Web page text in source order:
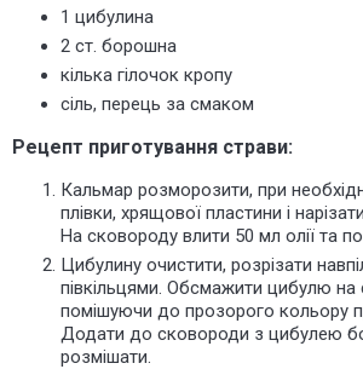
1 цибулина
2 ст. борошна
кілька гілочок кропу
сіль, перець за смаком
Рецепт приготування страви:
Кальмар розморозити, при
плівки, хрящової пластини і
На сковороду влити 50 мл олії та
Цибулину очистити, розрізати
півкільцями. Обсмажити цибулю на
помішуючи до прозорого кольору
Додати до сковороди з цибулею
розмішати.